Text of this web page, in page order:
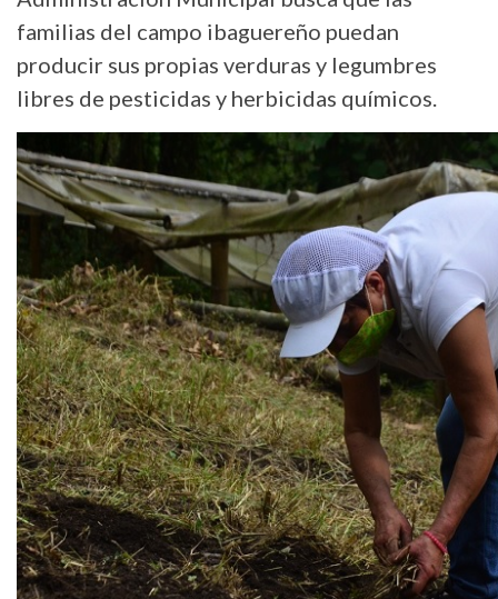
familias del campo ibaguereño puedan
producir sus propias verduras y legumbres
libres de pesticidas y herbicidas químicos.